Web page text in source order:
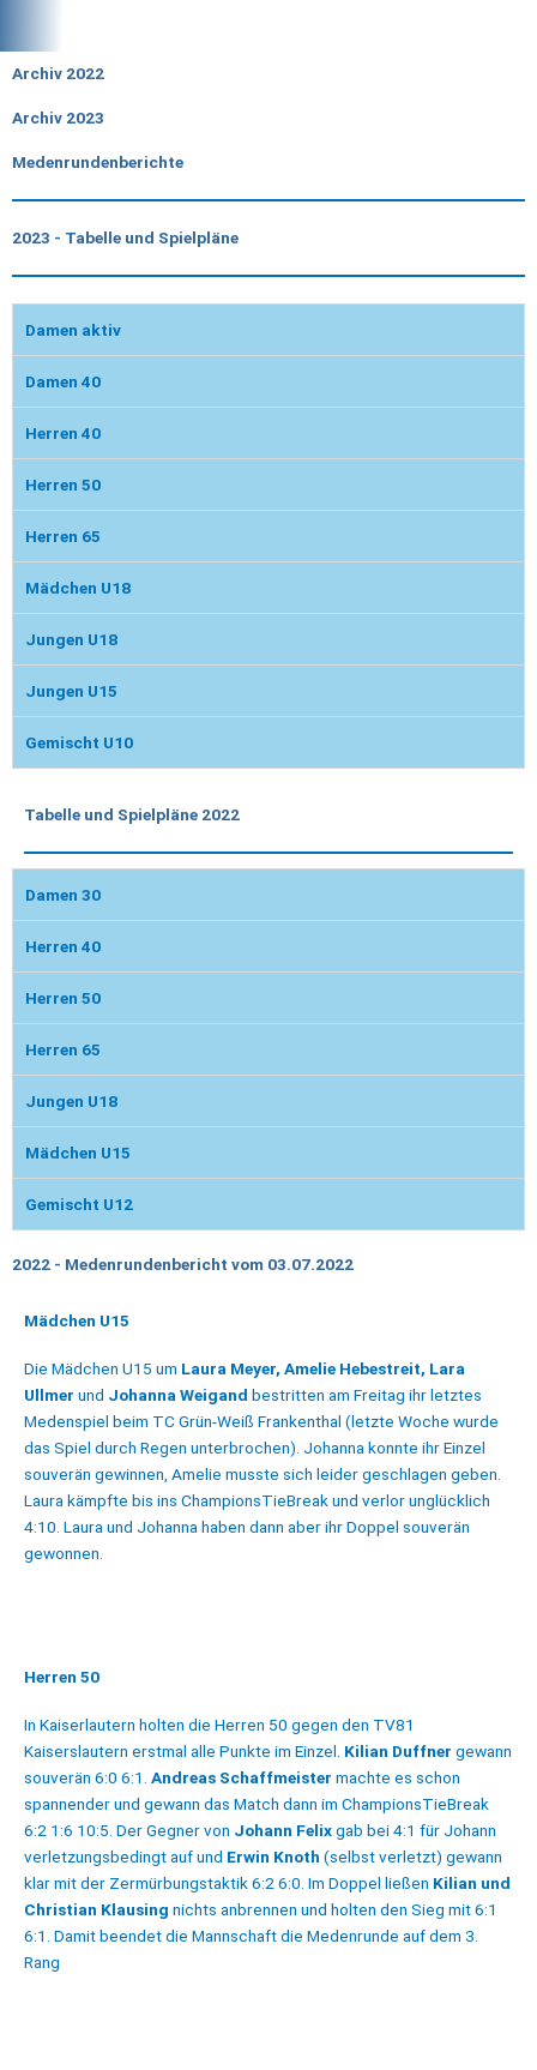
Archiv 2022
Archiv 2023
Medenrundenberichte
2023 - Tabelle und Spielpläne
Damen aktiv
Damen 40
Herren 40
Herren 50
Herren 65
Mädchen U18
Jungen U18
Jungen U15
Gemischt U10
Tabelle und Spielpläne 2022
Damen 30
Herren 40
Herren 50
Herren 65
Jungen U18
Mädchen U15
Gemischt U12
2022 - Medenrundenbericht vom 03.07.2022
Mädchen U15
Die Mädchen U15 um Laura Meyer, Amelie Hebestreit, Lara
Ullmer und Johanna Weigand bestritten am Freitag ihr letztes
Medenspiel beim TC Grün-Weiß Frankenthal (letzte Woche wurde
das Spiel durch Regen unterbrochen). Johanna konnte ihr Einzel
souverän gewinnen, Amelie musste sich leider geschlagen geben.
Laura kämpfte bis ins ChampionsTieBreak und verlor unglücklich
4:10. Laura und Johanna haben dann aber ihr Doppel souverän
gewonnen.
Herren 50
In Kaiserlautern holten die Herren 50 gegen den TV81
Kaiserslautern erstmal alle Punkte im Einzel. Kilian Duffner gewann
souverän 6:0 6:1. Andreas Schaffmeister machte es schon
spannender und gewann das Match dann im ChampionsTieBreak
6:2 1:6 10:5. Der Gegner von Johann Felixgab bei 4:1 für Johann
verletzungsbedingt auf und Erwin Knoth (selbst verletzt) gewann
klar mit der Zermürbungstaktik 6:2 6:0. Im Doppel ließen Kilian und
Christian Klausing nichts anbrennen und holten den Sieg mit 6:1
6:1. Damit beendet die Mannschaft die Medenrunde auf dem 3.
Rang